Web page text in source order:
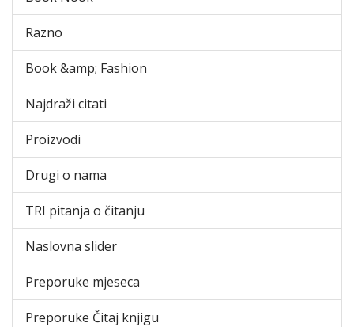
Razno
Book &amp; Fashion
Najdraži citati
Proizvodi
Drugi o nama
TRI pitanja o čitanju
Naslovna slider
Preporuke mjeseca
Preporuke Čitaj knjigu